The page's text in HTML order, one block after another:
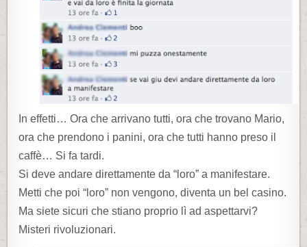
In effetti… Ora che arrivano tutti, ora che trovano Mario,
ora che prendono i panini, ora che tutti hanno preso il
caffè… Si fa tardi.
Si deve andare direttamente da “loro” a manifestare.
Metti che poi “loro” non vengono, diventa un bel casino.
Ma siete sicuri che stiano proprio lì ad aspettarvi?
Misteri rivoluzionari.